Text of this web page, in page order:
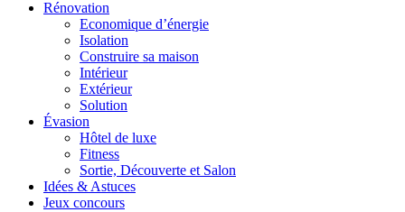
Rénovation
Economique d’énergie
Isolation
Construire sa maison
Intérieur
Extérieur
Solution
Évasion
Hôtel de luxe
Fitness
Sortie, Découverte et Salon
Idées & Astuces
Jeux concours